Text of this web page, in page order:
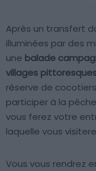
Après un transfert
illuminées par des
une balade
villages
réserve de
participer à la
vous ferez votre
laquelle vous
Vous vous rendrez